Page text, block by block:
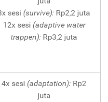
sesi (survive): Rp2,2 juta
12x sesi (adaptive water
trappen): Rp3,2 juta
4x sesi (adaptation): Rp2
juta